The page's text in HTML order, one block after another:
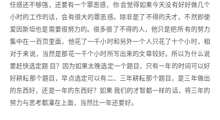
任感还不够强，还要有一个罪恶感，你 会觉得如果今天没有好好做几个
小时的工作的话，会有很大的罪恶感。除非是了不得的天才，不然即使
爱因斯坦也是需要很努力的。很多很了不得的人，他只是把所 有的努力
集中在一百页里面，他花了一千小时和另外一个人只花了十个小时，相
对于来说，当然是那花一千个小时所写出来的文章较好。所以为什么说
要赶快选定题 目？因为如果太晚选定一个题目，只有一年的时间可以好
好耕耘那个题目，早点选定可以有二、三年耕耘那个题目，是三年做出
的东西好，还是一年的东西好？如果 我们的才智都一样的话，将三年的
努力与思考都灌在上面，当然比一年还要好。